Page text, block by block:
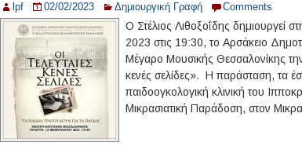
lpf 02/02/2023 Δημιουργική Γραφή Comments
Ο Στέλιος Λιθοξοΐδης δημιουργεί
2023 στις 19:30, το Αρσάκειο
Μέγαρο Μουσικής Θεσσαλονίκης
κενές σελίδες». Η παράσταση, τα
παιδοογκολογική κλινική του
Μικρασιατική Παράδοση, στον